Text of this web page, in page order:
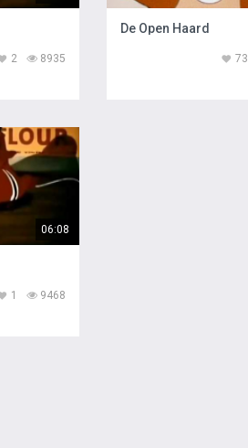
8935
2
De Open Haard
73
06:08
9468
1